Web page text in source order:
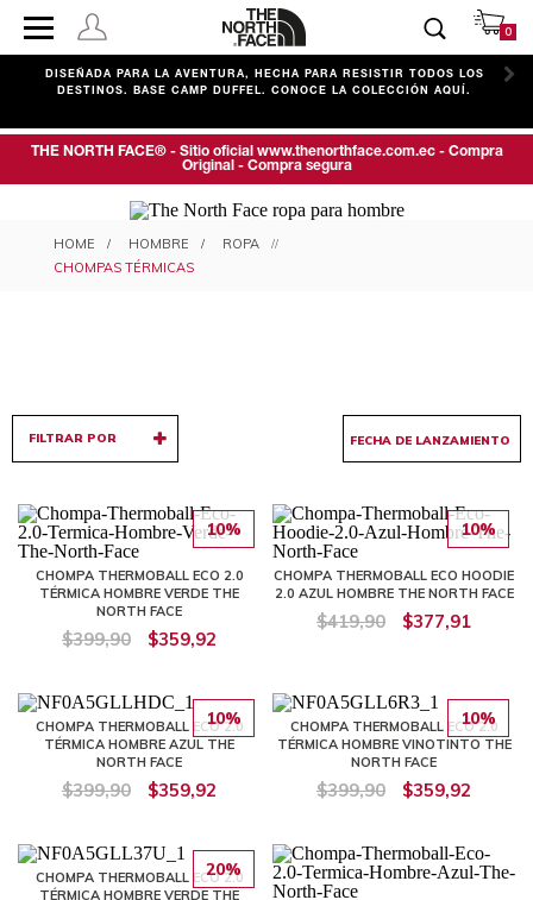
0
DISEÑADA PARA LA AVENTURA, HECHA PARA RESISTIR TODOS LOS
DESTINOS. BASE CAMP DUFFEL. CONOCE LA COLECCIÓN AQUÍ.
THE NORTH FACE® - Sitio oficial www.thenorthface.com.ec - Compra
Original - Compra segura
CHOMPAS TÉRMICAS PARA
HOMBRE
ROPA
CHOMPAS TÉRMICAS
FILTRAR POR
10%
CHOMPA THERMOBALL ECO 2.0
TÉRMICA HOMBRE VERDE THE
NORTH FACE
$399,90 $359,92
10%
CHOMPA THERMOBALL ECO HOODIE
2.0 AZUL HOMBRE THE NORTH FACE
$419,90 $377,91
10%
CHOMPA THERMOBALL ECO 2.0
TÉRMICA HOMBRE AZUL THE
NORTH FACE
$399,90 $359,92
10%
CHOMPA THERMOBALL ECO 2.0
TÉRMICA HOMBRE VINOTINTO THE
NORTH FACE
$399,90 $359,92
20%
CHOMPA THERMOBALL ECO 2.0
TÉRMICA HOMBRE VERDE THE